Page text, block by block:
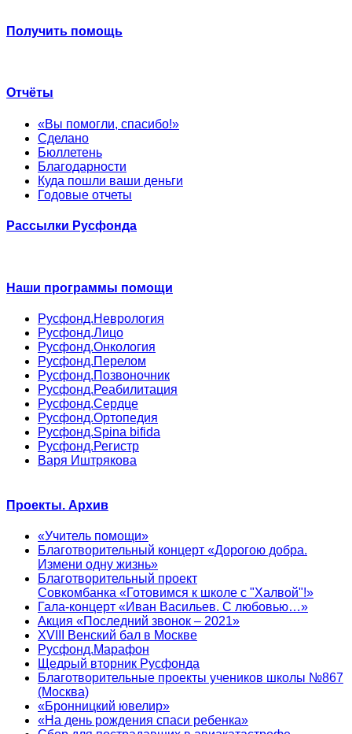
Получить помощь
Отчёты
«Вы помогли, спасибо!»
Сделано
Бюллетень
Благодарности
Куда пошли ваши деньги
Годовые отчеты
Рассылки Русфонда
Наши программы помощи
Русфонд.Неврология
Русфонд.Лицо
Русфонд.Онкология
Русфонд.Перелом
Русфонд.Позвоночник
Русфонд.Реабилитация
Русфонд.Сердце
Русфонд.Ортопедия
Русфонд.Spina bifida
Русфонд.Регистр
Варя Иштрякова
Проекты. Архив
«Учитель помощи»
Благотворительный концерт «Дорогою добра.
Измени одну жизнь»
Благотворительный проект
Совкомбанка «Готовимся к школе с "Халвой"!»
Гала-концерт «Иван Васильев. С любовью…»
Акция «Последний звонок – 2021»
XVIII Венский бал в Москве
Русфонд.Марафон
Щедрый вторник Русфонда
Благотворительные проекты учеников школы №867
(Москва)
«Бронницкий ювелир»
«На день рождения спаси ребенка»